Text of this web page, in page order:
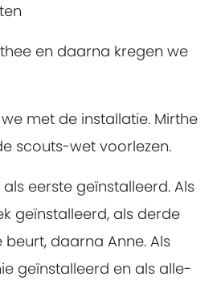
en daarna kregen we
met de installatie. Mirthe
scouts-wet voorlezen.
eerste geïnstalleerd. Als
geïnstalleerd, als derde
daarna Anne. Als
geïnstalleerd en als alle-